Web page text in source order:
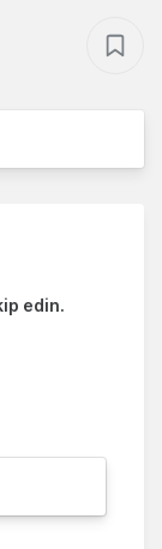
edin.